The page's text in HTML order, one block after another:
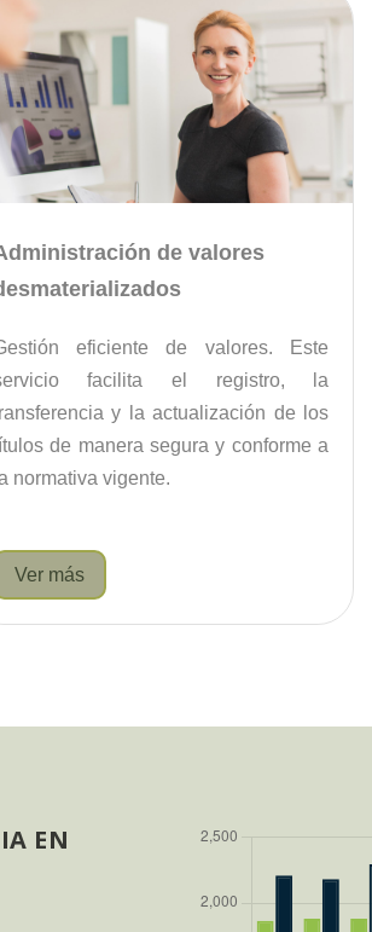
de valores
eficiente de valores. Este
facilita el registro, la
y la actualización de los
de manera segura y conforme a
normativa vigente.
Ver más
EN